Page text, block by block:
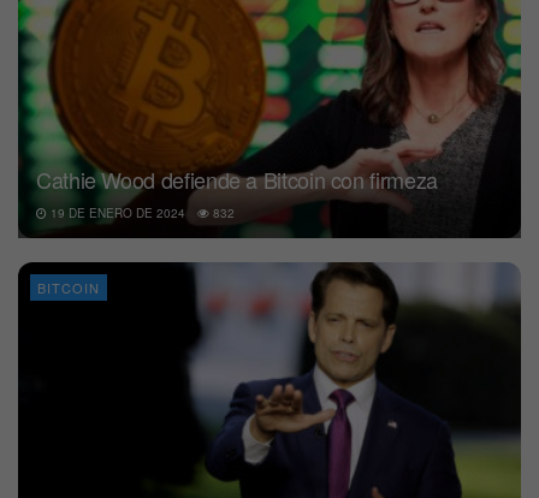
Cathie Wood defiende a Bitcoin con firmeza
19 DE ENERO DE 2024 832
BITCOIN